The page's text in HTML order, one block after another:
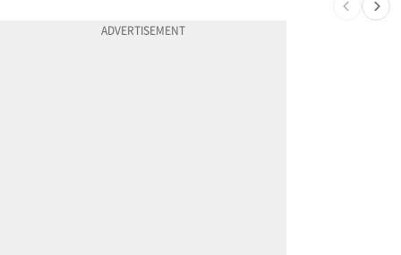
“술에 이것 한방울 넣어라” 매일 소주 1병 까는 91세의 철칙